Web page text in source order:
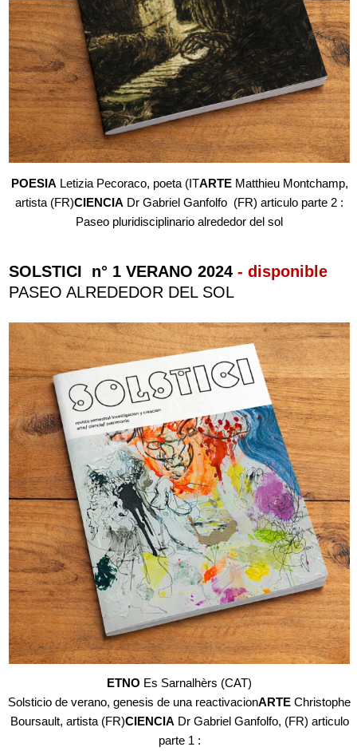
POESIA Letizia Pecoraco, poeta (ITARTEMatthieu Montchamp,
artista (FR)CIENCIA Dr Gabriel Ganfolfo (FR) articulo parte 2 :
Paseo pluridisciplinario alrededor del sol
SOLSTICI n° 1 VERANO 2024 - disponible
PASEO ALREDEDOR DEL SOL
ETNO Es Sarnalhèrs (CAT)
Solsticio de verano, genesis de una reactivacionARTE Christophe
Boursault, artista (FR)CIENCIA Dr Gabriel Ganfolfo, (FR) articulo
parte 1 :